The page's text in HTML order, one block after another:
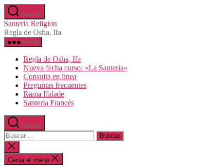
Saltar
al
contenido
Buscar
Santeria Religion
Regla de Osha, Ifa
Menú
Regla de Osha, Ifa
Nueva fecha curso: «La Santeria»
Consulta en linea
Preguntas frecuentes
Rama Ifalade
Santeria Francés
Buscar
Buscar:
Cerrar
la
búsqueda
Cerrar el menú